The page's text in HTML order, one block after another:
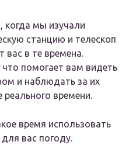
когда мы изучали
станцию ​​и телескоп
вас в те времена.
помогает вам видеть
и наблюдать за их
времени.
время использовать
вас погоду.